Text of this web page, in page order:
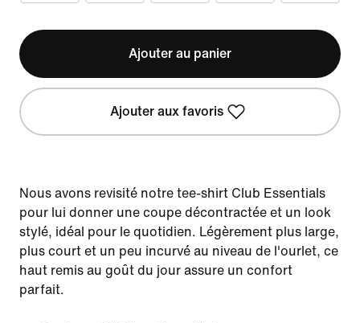
Ajouter au panier
Ajouter aux favoris
Nous avons revisité notre tee-shirt Club Essentials
pour lui donner une coupe décontractée et un look
stylé, idéal pour le quotidien. Légèrement plus large,
plus court et un peu incurvé au niveau de l'ourlet, ce
haut remis au goût du jour assure un confort
parfait.